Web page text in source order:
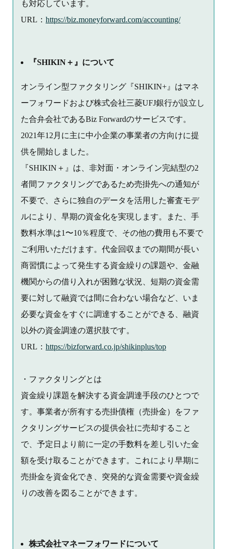
も対応しています。
URL： https://biz.moneyforward.com/accounting/
『SHIKIN＋』について
オンライン型ファクタリング『SHIKIN+』はマネ
ーフォワードおよび株式会社三菱UFJ銀行が設立し
た合弁会社であるBiz Forwardのサービスです。
2021年12月に主に中小企業の事業者の方向けに提
供を開始しました。
『SHIKIN＋』は、非対面・オンライン完結型の2
者間ファクタリングであるため売掛先への通知が
不要で、さらに独自のデータを活用した審査モデ
ルにより、早期の資金化を実現します。また、手
数料水準は1〜10％程度で、その他の費用も不要で
ご利用いただけます。代金回収までの期間が長い
商習慣によって発生する資金繰りの課題や、金融
機関からの借り入れが困難な状況、短期の資金需
要に対して融資では間に合わない場合など、いま
必要な資金をすぐに調達することができる、融資
以外の資金調達の選択肢です。
URL： https://bizforward.co.jp/shikinplus/top
・ファクタリングとは
資金繰り課題を解決する資金調達手段のひとつで
す。事業者が所有する売掛債権（売掛金）をファ
クタリングサービスの提供会社に売却すること
で、予定日より前に一定の手数料を差し引いた金
額を受け取ることができます。これにより早期に
売掛金を資金化でき、突発的な資金需要や資金繰
りの改善を図ることができます。
株式会社マネーフォワードについて